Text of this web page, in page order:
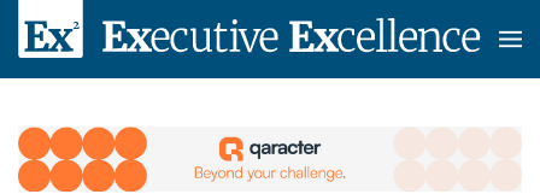
Skip to main content